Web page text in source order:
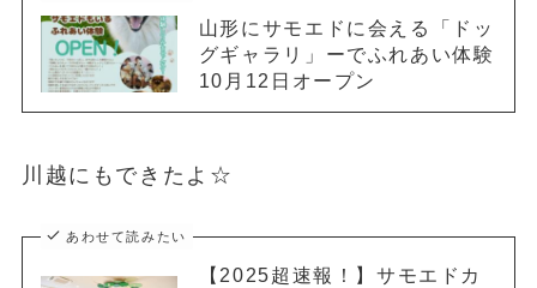
山形にサモエドに会える「ドッ
グギャラリ」ーでふれあい体験
10月12日オープン
川越にもできたよ☆
あわせて読みたい
【2025超速報！】サモエドカ